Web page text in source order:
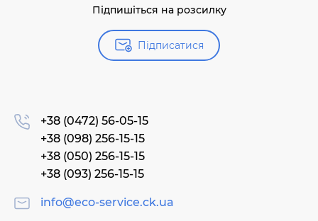
Підпишіться на розсилку
Підписатися
+38 (0472) 56-05-15
+38 (098) 256-15-15
+38 (050) 256-15-15
+38 (093) 256-15-15
info@eco-service.ck.ua